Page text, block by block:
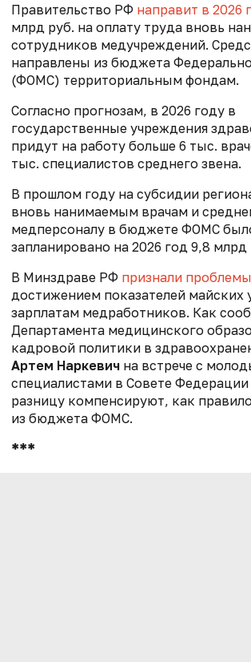
Правительство РФ направит в 2026
млрд руб. на оплату труда вновь
сотрудников медучреждений.
направлены из бюджета
(ФОМС) территориальным фондам.
Согласно прогнозам, в 2026 году в
государственные учреждения
придут на работу больше 6 тыс.
тыс. специалистов среднего звена.
В прошлом году на субсидии
вновь нанимаемым врачам и
медперсоналу в бюджете ФОМС
запланировано на 2026 год 9,8 млрд
В Минздраве РФ признали проблемы
достижением показателей майских
зарплатам медработников. Как
Департамента медицинского
кадровой политики в
Артем Наркевич на встрече с
специалистами в Совете Федерации
разницу компенсируют, как
из бюджета ФОМС.
***